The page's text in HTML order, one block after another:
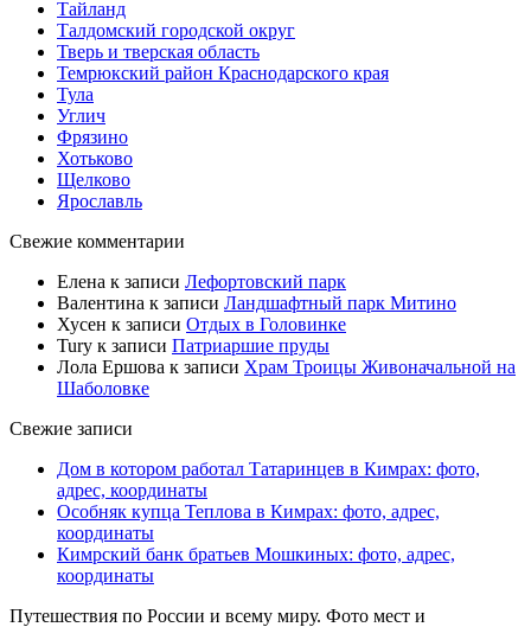
Тайланд
Талдомский городской округ
Тверь и тверская область
Темрюкский район Краснодарского края
Тула
Углич
Фрязино
Хотьково
Щелково
Ярославль
Свежие комментарии
Елена к записи Лефортовский парк
Валентина к записи Ландшафтный парк Митино
Хусен к записи Отдых в Головинке
Tury к записи Патриаршие пруды
Лола Ершова к записи Храм Троицы Живоначальной на
Шаболовке
Свежие записи
Дом в котором работал Татаринцев в Кимрах: фото,
адрес, координаты
Особняк купца Теплова в Кимрах: фото, адрес,
координаты
Кимрский банк братьев Мошкиных: фото, адрес,
координаты
Путешествия по России и всему миру. Фото мест и